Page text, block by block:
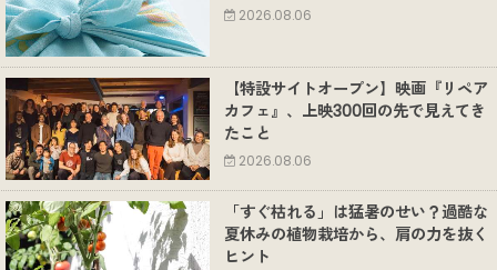
2026.08.06
【特設サイトオープン】映画『リペア
カフェ』、上映300回の先で見えてき
たこと
2026.08.06
「すぐ枯れる」は猛暑のせい？過酷な
夏休みの植物栽培から、肩の力を抜く
ヒント